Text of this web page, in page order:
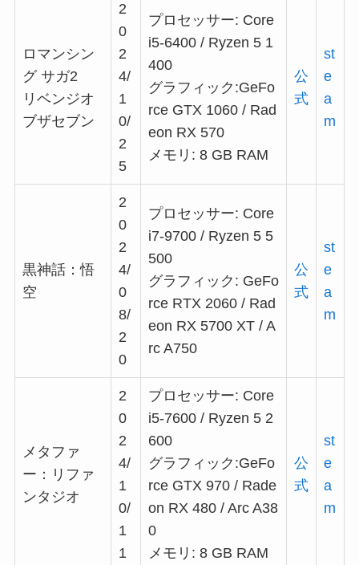
ロマンシン
グ サガ2
リベンジオ
ブザセブン
2
0
2
4/
1
0/
2
5
プロセッサー: Core
i5-6400 / Ryzen 5 1
400
グラフィック:GeFo
rce GTX 1060 / Rad
eon RX 570
メモリ: 8 GB RAM
公
式
st
e
a
m
黒神話：悟
空
2
0
2
4/
0
8/
2
0
プロセッサー: Core
i7-9700 / Ryzen 5 5
500
グラフィック: GeFo
rce RTX 2060 / Rad
eon RX 5700 XT / A
rc A750
公
式
st
e
a
m
メタファ
ー：リファ
ンタジオ
2
0
2
4/
1
0/
1
1
プロセッサー: Core
i5-7600 / Ryzen 5 2
600
グラフィック:GeFo
rce GTX 970 / Rade
on RX 480 / Arc A38
0
メモリ: 8 GB RAM
公
式
st
e
a
m